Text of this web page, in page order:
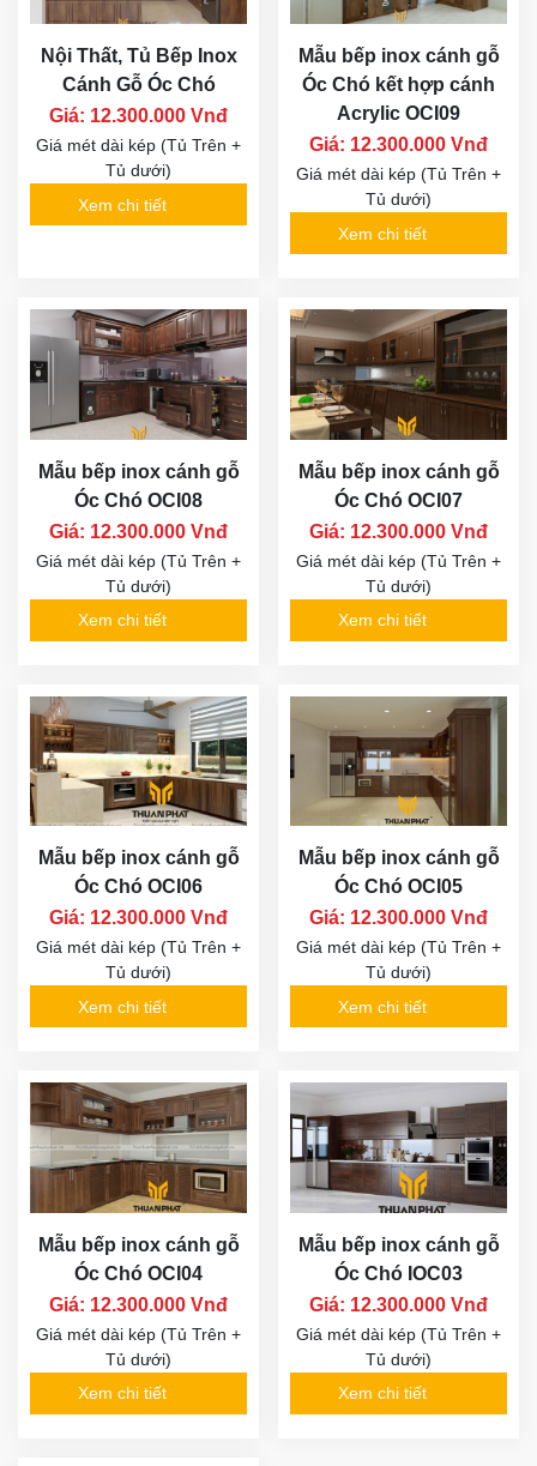
Nội Thất, Tủ Bếp Inox
Cánh Gỗ Óc Chó
Giá: 12.300.000 Vnđ
Giá mét dài kép (Tủ Trên +
Tủ dưới)
Xem chi tiết
Mẫu bếp inox cánh gỗ
Óc Chó kết hợp cánh
Acrylic OCI09
Giá: 12.300.000 Vnđ
Giá mét dài kép (Tủ Trên +
Tủ dưới)
Xem chi tiết
Mẫu bếp inox cánh gỗ
Óc Chó OCI08
Giá: 12.300.000 Vnđ
Giá mét dài kép (Tủ Trên +
Tủ dưới)
Xem chi tiết
Mẫu bếp inox cánh gỗ
Óc Chó OCI07
Giá: 12.300.000 Vnđ
Giá mét dài kép (Tủ Trên +
Tủ dưới)
Xem chi tiết
Mẫu bếp inox cánh gỗ
Óc Chó OCI06
Giá: 12.300.000 Vnđ
Giá mét dài kép (Tủ Trên +
Tủ dưới)
Xem chi tiết
Mẫu bếp inox cánh gỗ
Óc Chó OCI05
Giá: 12.300.000 Vnđ
Giá mét dài kép (Tủ Trên +
Tủ dưới)
Xem chi tiết
Mẫu bếp inox cánh gỗ
Óc Chó OCI04
Giá: 12.300.000 Vnđ
Giá mét dài kép (Tủ Trên +
Tủ dưới)
Xem chi tiết
Mẫu bếp inox cánh gỗ
Óc Chó IOC03
Giá: 12.300.000 Vnđ
Giá mét dài kép (Tủ Trên +
Tủ dưới)
Xem chi tiết